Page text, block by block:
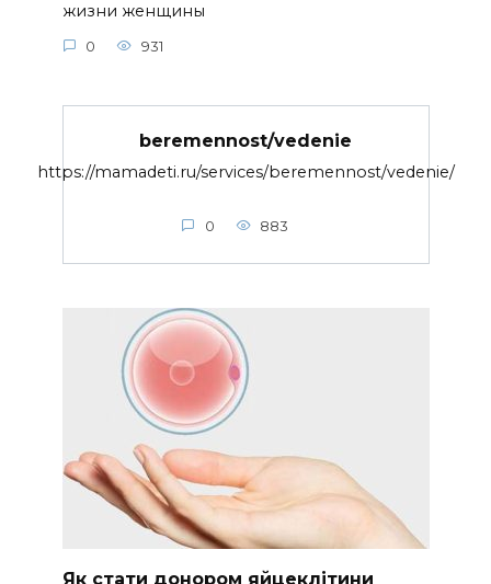
жизни женщины
0 931
beremennost/vedenie
https://mamadeti.ru/services/beremennost/vedenie/
0 883
Як стати донором яйцеклітини